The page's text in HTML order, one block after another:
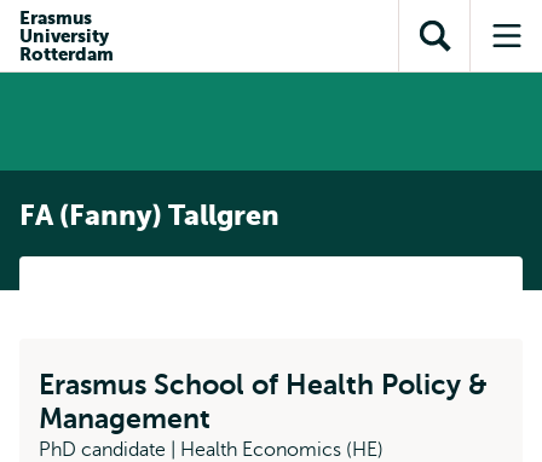
inhoud
Direct naar
subnavigatie
Erasmus
University
Rotterdam
Toon
zoekveld
FA (Fanny) Tallgren
Erasmus School of Health Policy &
Management
PhD candidate | Health Economics (HE)